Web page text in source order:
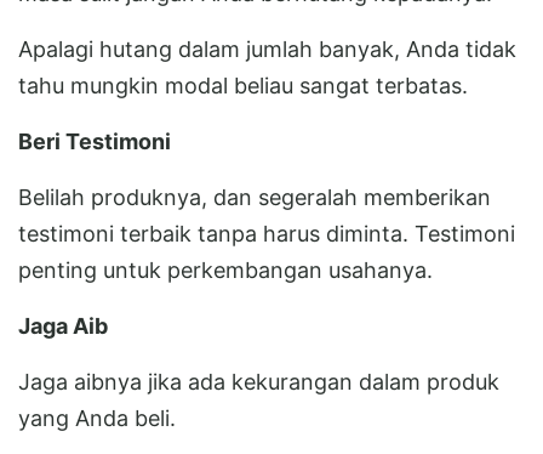
Apalagi hutang dalam jumlah banyak, Anda tidak
tahu mungkin modal beliau sangat terbatas.
Beri Testimoni
Belilah produknya, dan segeralah memberikan
testimoni terbaik tanpa harus diminta. Testimoni
penting untuk perkembangan usahanya.
Jaga Aib
Jaga aibnya jika ada kekurangan dalam produk
yang Anda beli.